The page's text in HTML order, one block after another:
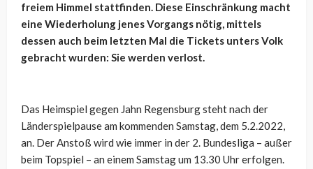
freiem Himmel stattfinden. Diese Einschränkung macht
eine Wiederholung jenes Vorgangs nötig, mittels
dessen auch beim letzten Mal die Tickets unters Volk
gebracht wurden: Sie werden verlost.
Das Heimspiel gegen Jahn Regensburg steht nach der
Länderspielpause am kommenden Samstag, dem 5.2.2022,
an. Der Anstoß wird wie immer in der 2. Bundesliga – außer
beim Topspiel – an einem Samstag um 13.30 Uhr erfolgen.